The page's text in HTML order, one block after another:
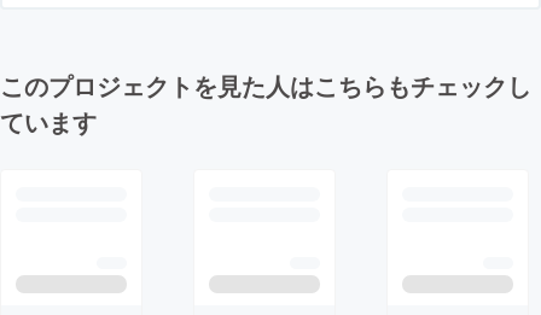
このプロジェクトを見た人はこちらもチェックし
ています